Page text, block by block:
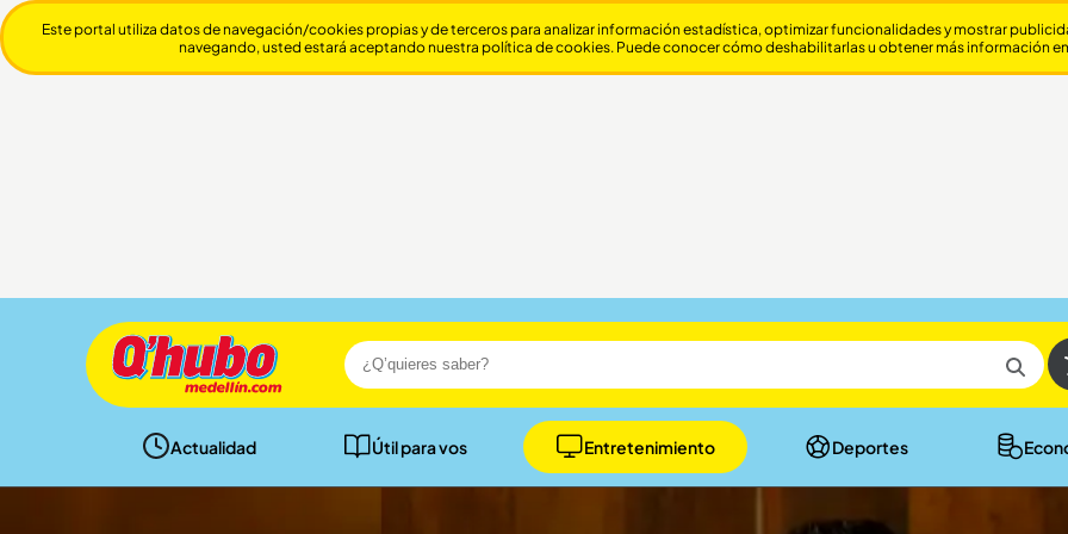
Actualidad Útil para vos Entretenimiento Deportes
Este portal utiliza datos de navegación/cookies propias y de terceros para analizar información estadística, optimizar funcionalidades y mostrar
navegando, usted estará aceptando nuestra política de cookies. Puede conocer cómo deshabilitarlas u obtener más información